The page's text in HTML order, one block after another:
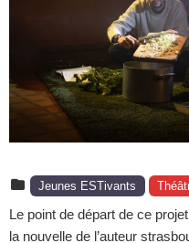
Jeunes ESTivants
Le point de départ de ce
la nouvelle de l’auteur